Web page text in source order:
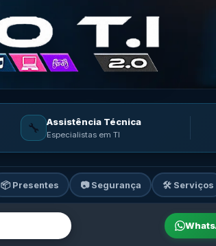
🔧 Assistência Técnica
Especialistas em TI
📦 Presentes 📷 Segurança 🛠️ Serviços